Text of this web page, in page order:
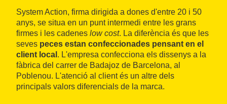
System Action, firma dirigida a dones d'entre 20 i 50
anys, se situa en un punt intermedi entre les grans
firmes i les cadenes low cost. La diferència és que les
seves peces estan confeccionades pensant en el
client local . L'empresa confecciona els dissenys a la
fàbrica del carrer de Badajoz de Barcelona, al
Poblenou. L'atenció al client és un altre dels
principals valors diferencials de la marca.